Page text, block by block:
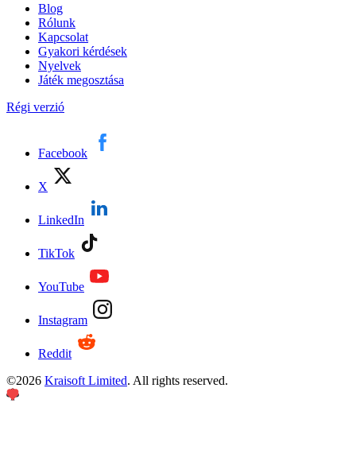
Blog
Rólunk
Kapcsolat
Gyakori kérdések
Nyelvek
Játék megosztása
Régi verzió
Facebook
X
LinkedIn
TikTok
YouTube
Instagram
Reddit
©2026 Kraisoft Limited. All rights reserved.